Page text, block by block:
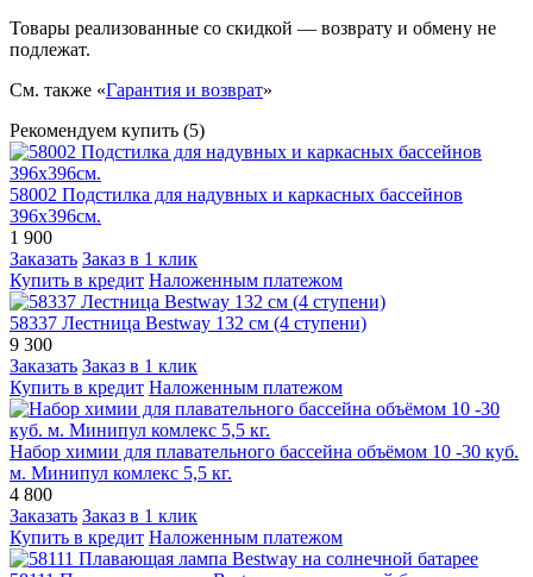
Товары реализованные со скидкой — возврату и обмену не
подлежат.
См. также «Гарантия и возврат»
Рекомендуем купить (5)
58002 Подстилка для надувных и каркасных бассейнов
396х396см.
1 900
Заказать Заказ в 1 клик
Купить в кредит Наложенным платежом
58337 Лестница Bestway 132 см (4 ступени)
9 300
Заказать Заказ в 1 клик
Купить в кредит Наложенным платежом
Набор химии для плавательного бассейна объёмом 10 -30 куб.
м. Минипул комлекс 5,5 кг.
4 800
Заказать Заказ в 1 клик
Купить в кредит Наложенным платежом